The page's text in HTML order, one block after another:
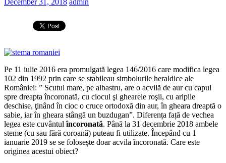
Pe 11 iulie 2016 era promulgată legea 146/2016 care modifica legea
102 din 1992 prin care se stabileau simbolurile heraldice ale
României: ” Scutul mare, pe albastru, are o acvilă de aur cu capul
spre dreapta încoronată, cu ciocul şi ghearele roşii, cu aripile
deschise, ţinând în cioc o cruce ortodoxă din aur, în gheara dreaptă o
sabie, iar în gheara stângă un buzdugan”. Diferența față de vechea
legea este cuvântulîncoronată. Până la 31 decembrie 2018 ambele
steme (cu sau fără coroană) puteau fi utilizate. Începând cu 1
ianuarie 2019 se se folosește doar acvila încoronată. Care este
originea acestui obiect?